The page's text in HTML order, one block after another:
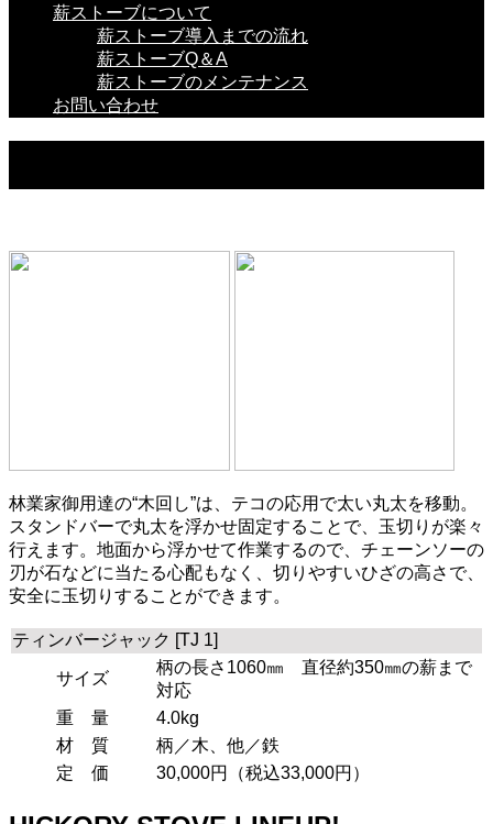
薪ストーブについて
薪ストーブ導入までの流れ
薪ストーブQ＆A
薪ストーブのメンテナンス
お問い合わせ
林業家御用達の“木回し”は、テコの応用で太い丸太を移動。
スタンドバーで丸太を浮かせ固定することで、玉切りが楽々
行えます。地面から浮かせて作業するので、チェーンソーの
刃が石などに当たる心配もなく、切りやすいひざの高さで、
安全に玉切りすることができます。
ティンバージャック [TJ 1]
サイズ
柄の長さ1060㎜ 直径約350㎜の薪まで
対応
重 量
4.0kg
材 質
柄／木、他／鉄
定 価
30,000円（税込33,000円）